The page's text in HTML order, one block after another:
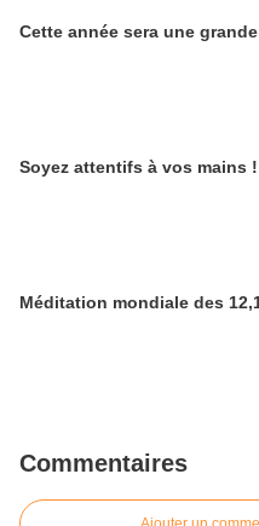
Cette année sera une
Soyez attentifs à vos mains
Méditation mondiale des
Commentaires